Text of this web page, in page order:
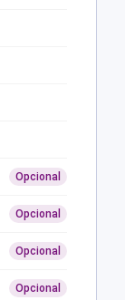
Opcional
Opcional
Opcional
Opcional